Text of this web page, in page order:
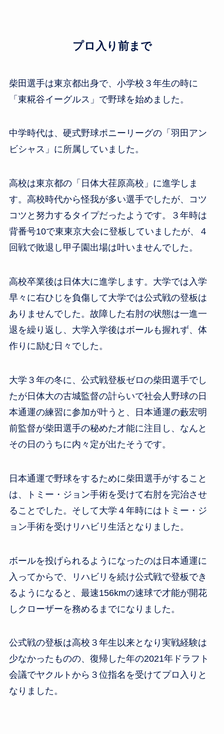
プロ入り前まで
柴田選手は東京都出身で、小学校３年生の時に
「東糀谷イーグルス」で野球を始めました。
中学時代は、硬式野球ポニーリーグの「羽田アン
ビシャス」に所属していました。
高校は東京都の「日体大荏原高校」に進学しま
す。高校時代から怪我が多い選手でしたが、コツ
コツと努力するタイプだったようです。３年時は
背番号10で東東京大会に登板していましたが、４
回戦で敗退し甲子園出場は叶いませんでした。
高校卒業後は日体大に進学します。大学では入学
早々に右ひじを負傷して大学では公式戦の登板は
ありませんでした。故障した右肘の状態は一進一
退を繰り返し、大学入学後はボールも握れず、体
作りに励む日々でした。
大学３年の冬に、公式戦登板ゼロの柴田選手でし
たが日体大の古城監督の計らいで社会人野球の日
本通運の練習に参加が叶うと、日本通運の藪宏明
前監督が柴田選手の秘めた才能に注目し、なんと
その日のうちに内々定が出たそうです。
日本通運で野球をするために柴田選手がすること
は、トミー・ジョン手術を受けて右肘を完治させ
ることでした。そして大学４年時にはトミー・ジ
ョン手術を受けリハビリ生活となりました。
ボールを投げられるようになったのは日本通運に
入ってからで、リハビリを続け公式戦で登板でき
るようになると、最速156kmの速球で才能が開花
しクローザーを務めるまでになりました。
公式戦の登板は高校３年生以来となり実戦経験は
少なかったものの、復帰した年の2021年ドラフト
会議でヤクルトから３位指名を受けてプロ入りと
なりました。